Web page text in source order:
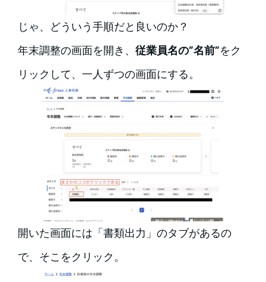
じゃ、どういう手順だと良いのか？
年末調整の画面を開き、 従業員名の”名前”をク
リックして、一人ずつの画面にする。
開いた画面には「書類出力」のタブがあるの
で、そこをクリック。